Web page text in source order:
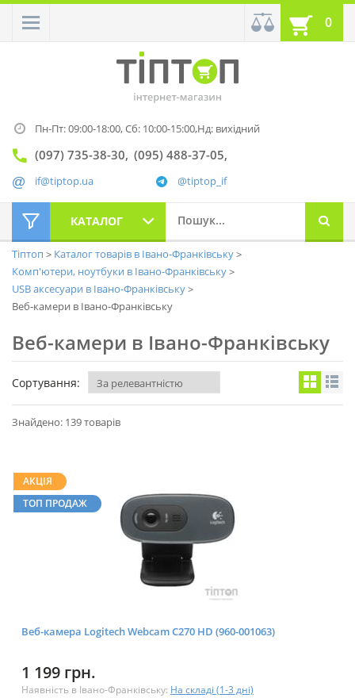
0
Пн-Пт: 09:00-18:00,Сб: 10:00-15:00,Нд: вихідний
(097) 735-38-30 (095) 488-37-05
@tiptop_if
if@tiptop.ua
КАТАЛОГ
Тіптоп
Каталог товарів в Івано-Франківську
Комп'ютери, ноутбуки в Івано-Франківську
USB аксесуари в Івано-Франківську
Веб-камери в Івано-Франківську
Веб-камери в Івано-Франківську
Сортування:
Знайдено: 139 товарів
АКЦІЯ
ТОП ПРОДАЖ
Веб-камера Logitech Webcam C270 HD (960-001063)
1 199 грн.
Наявність в Івано-Франківську: На складі (1-3 дні)